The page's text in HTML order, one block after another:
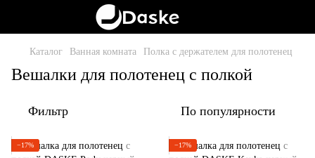
Каталог Ванная комната Полка с держателем для полотенец
Вешалки для полотенец с полкой
Фильтр По популярности
−17% −17%